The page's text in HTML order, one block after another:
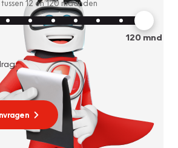
12 en120 maanden
120mnd